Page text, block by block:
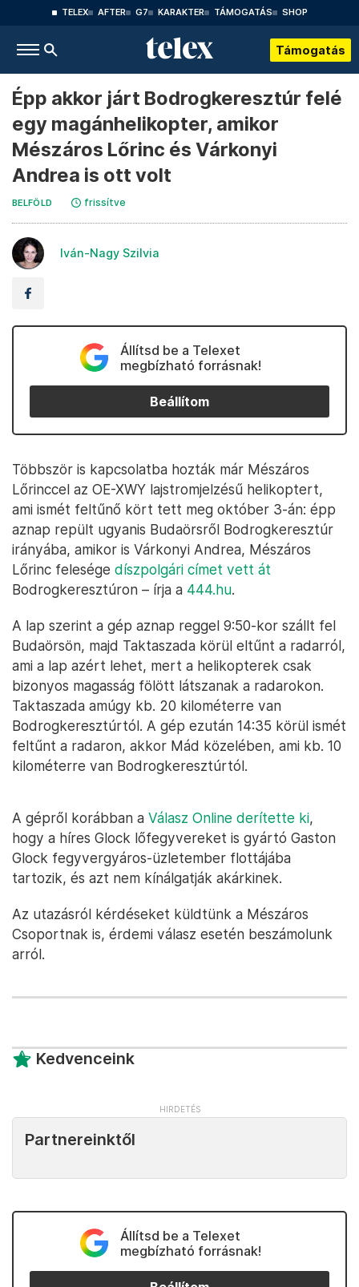
TELEX AFTER G7 KARAKTER TÁMOGATÁS SHOP
Támogatás
Épp akkor járt Bodrogkeresztúr felé
egy magánhelikopter, amikor
Mészáros Lőrinc és Várkonyi
Andrea is ott volt
BELFÖLD frissítve
Iván-Nagy Szilvia
Állítsd be a Telexet
megbízható forrásnak!
Beállítom
Többször is kapcsolatba hozták már Mészáros
Lőrinccel az OE-XWY lajstromjelzésű helikoptert,
ami ismét feltűnő kört tett meg október 3-án: épp
aznap repült ugyanis Budaörsről Bodrogkeresztúr
irányába, amikor is Várkonyi Andrea, Mészáros
Lőrinc felesége díszpolgári címet vett át
Bodrogkeresztúron – írja a 444.hu.
A lap szerint a gép aznap reggel 9:50-kor szállt fel
Budaörsön, majd Taktaszada körül eltűnt a radarról,
ami a lap azért lehet, mert a helikopterek csak
bizonyos magasság fölött látszanak a radarokon.
Taktaszada amúgy kb. 20 kilométerre van
Bodrogkeresztúrtól. A gép ezután 14:35 körül ismét
feltűnt a radaron, akkor Mád közelében, ami kb. 10
kilométerre van Bodrogkeresztúrtól.
A gépről korábban a Válasz Online derítette ki,
hogy a híres Glock lőfegyvereket is gyártó Gaston
Glock fegyvergyáros-üzletember flottájába
tartozik, és azt nem kínálgatják akárkinek.
Az utazásról kérdéseket küldtünk a Mészáros
Csoportnak is, érdemi válasz esetén beszámolunk
arról.
Kedvenceink
Partnereinktől
Állítsd be a Telexet
megbízható forrásnak!